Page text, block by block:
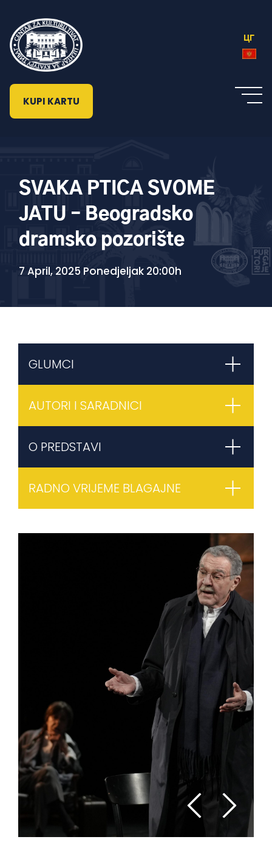
ЦГ
KUPI KARTU
SVAKA PTICA SVOME
JATU – Beogradsko
dramsko pozorište
7 April, 2025 Ponedjeljak 20:00h
GLUMCI
AUTORI I SARADNICI
O PREDSTAVI
RADNO VRIJEME BLAGAJNE